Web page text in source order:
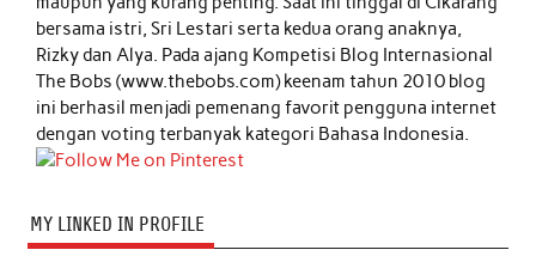
bersama istri, Sri Lestari serta kedua orang anaknya,
Rizky dan Alya. Pada ajang Kompetisi Blog Internasional
The Bobs (www.thebobs.com) keenam tahun 2010 blog
ini berhasil menjadi pemenang favorit pengguna internet
dengan voting terbanyak kategori Bahasa Indonesia.
MY LINKED IN PROFILE